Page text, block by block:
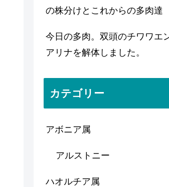
の株分けとこれからの多肉達
今日の多肉。双頭のチワワエ
アリナを解体しました。
カテゴリー
アボニア属
アルストニー
ハオルチア属